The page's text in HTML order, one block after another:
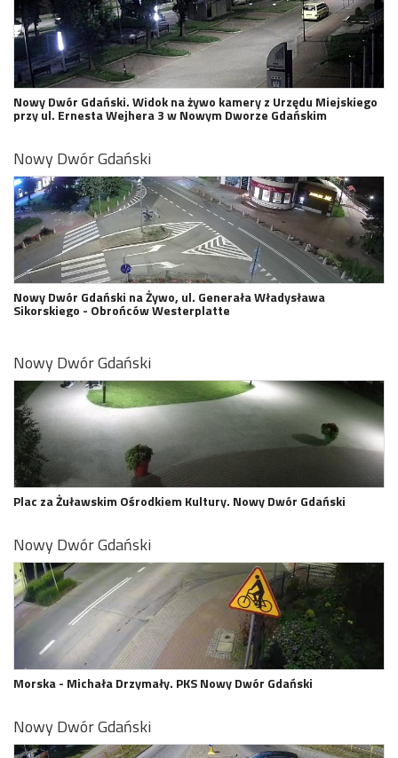
Nowy Dwór Gdański. Widok na żywo kamery z Urzędu Miejskiego
przy ul. Ernesta Wejhera 3 w Nowym Dworze Gdańskim
Nowy Dwór Gdański
Nowy Dwór Gdański na Żywo, ul. Generała Władysława
Sikorskiego - Obrońców Westerplatte
Nowy Dwór Gdański
Plac za Żuławskim Ośrodkiem Kultury. Nowy Dwór Gdański
Nowy Dwór Gdański
Morska - Michała Drzymały. PKS Nowy Dwór Gdański
Nowy Dwór Gdański